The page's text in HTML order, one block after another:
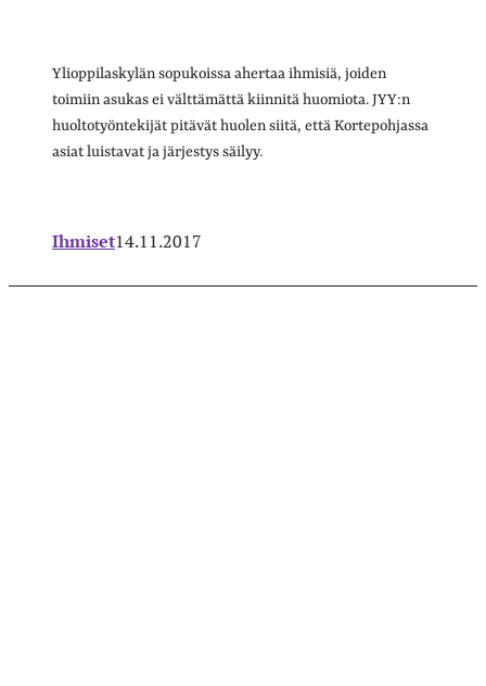
Ylioppilaskylän sopukoissa ahertaa ihmisiä, joiden
toimiin asukas ei välttämättä kiinnitä huomiota. JYY:n
huoltotyöntekijät pitävät huolen siitä, että Kortepohjassa
asiat luistavat ja järjestys säilyy.
Ihmiset14.11.2017